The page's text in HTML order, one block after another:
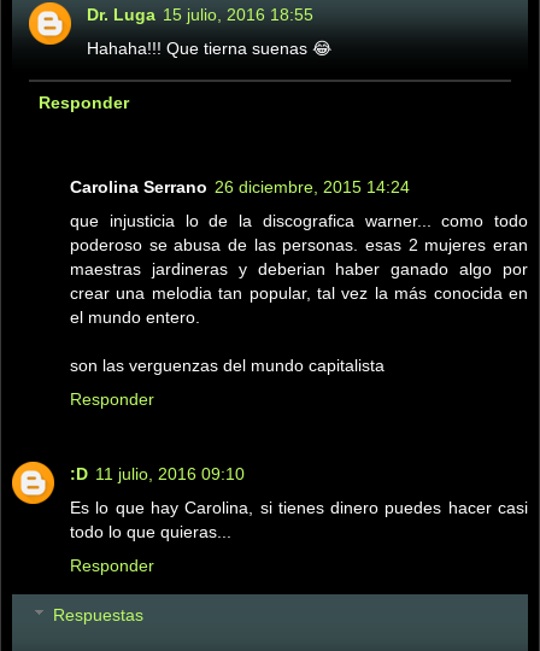
Dr. Luga 15 julio, 2016 18:55
Hahaha!!! Que tierna suenas 😂
Responder
Carolina Serrano 26 diciembre, 2015 14:24
que injusticia lo de la discografica warner... como todo
poderoso se abusa de las personas. esas 2 mujeres eran
maestras jardineras y deberian haber ganado algo por
crear una melodia tan popular, tal vez la más conocida en
el mundo entero.
son las verguenzas del mundo capitalista
Responder
:D 11 julio, 2016 09:10
Es lo que hay Carolina, si tienes dinero puedes hacer casi
todo lo que quieras...
Responder
Respuestas